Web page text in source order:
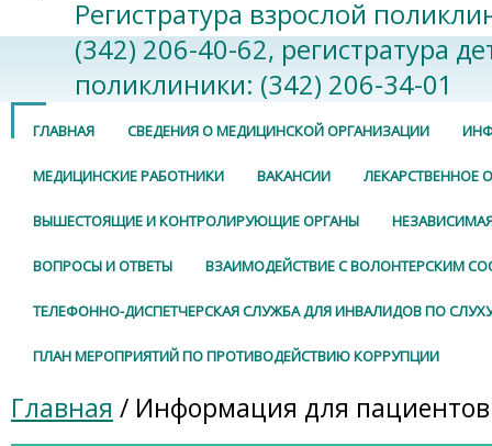
Регистратура взрослой
(342) 206-40-62, регистратура
поликлиники: (342) 206-34-01
ГЛАВНАЯ СВЕДЕНИЯ О МЕДИЦИНСКОЙ ОРГАНИЗАЦИИ
МЕДИЦИНСКИЕ РАБОТНИКИ ВАКАНСИИ ЛЕКАРСТВЕННОЕ
ВЫШЕСТОЯЩИЕ И КОНТРОЛИРУЮЩИЕ ОРГАНЫ
ВОПРОСЫ И ОТВЕТЫ ВЗАИМОДЕЙСТВИЕ С ВОЛОНТЕРСКИМ
ТЕЛЕФОННО-ДИСПЕТЧЕРСКАЯ СЛУЖБА ДЛЯ ИНВАЛИДОВ ПО
ПЛАН МЕРОПРИЯТИЙ ПО ПРОТИВОДЕЙСТВИЮ КОРРУПЦИИ
Главная / Информация для пациентов